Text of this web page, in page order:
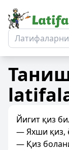
Йигит қиз
— Яхши қиз,
— Қиз